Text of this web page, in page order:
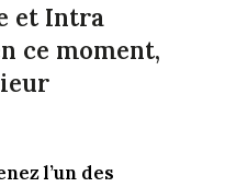
et Intra
ce moment,
l’un des